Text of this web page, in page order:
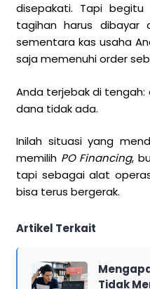
disepakati. Tapi begitu
tagihan harus dibayar
sementara kas usaha
saja memenuhi order
Anda terjebak di
dana tidak ada.
Inilah situasi yang
memilih PO Financing,
tapi sebagai alat
bisa terus bergerak.
Artikel Terkait
Tidak